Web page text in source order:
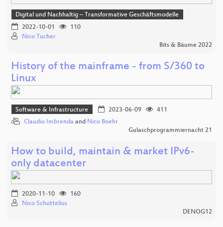
Digital und Nachhaltig – Transformative Geschäftsmodelle
2022-10-01
110
Nico Tucher
Bits & Bäume 2022
History of the mainframe - from S/360 to
Linux
Software & Infrastructure 2023-06-09
411
Claudio Imbrenda and Nico Boehr
Gulaschprogrammiernacht 21
How to build, maintain & market IPv6-
only datacenter
2020-11-10
160
Nico Schottelius
DENOG12